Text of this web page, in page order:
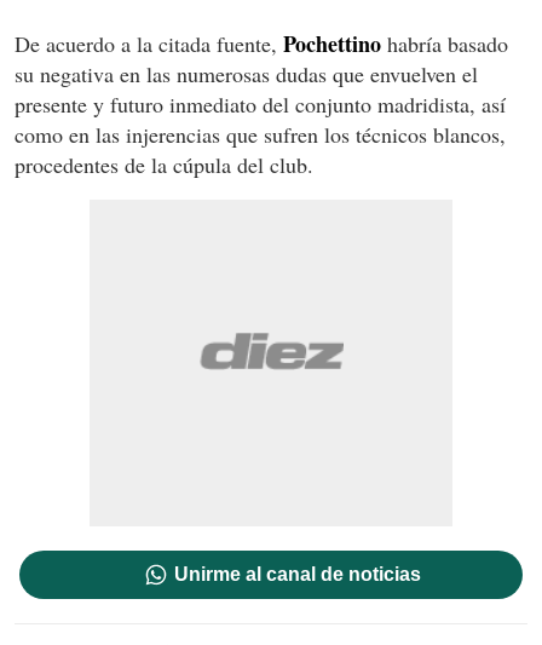
De acuerdo a la citada fuente, Pochettino habría basado
su negativa en las numerosas dudas que envuelven el
presente y futuro inmediato del conjunto madridista, así
como en las injerencias que sufren los técnicos blancos,
procedentes de la cúpula del club.
Unirme al canal de noticias